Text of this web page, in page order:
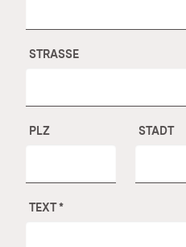
STRASSE
PLZ STADT
TEXT*